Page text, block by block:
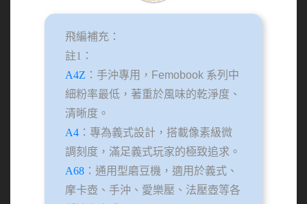
飛編補充：
註1：
A4Z ：手沖專用，Femobook 系列中
細粉率最低，著重於風味的乾淨度、
清晰度。
A4 ：專為義式設計，搭載像素級微
調刻度，滿足義式玩家的極致追求。
A68 ：通用型磨豆機，適用於義式、
摩卡壺、手沖、愛樂壓、法壓壺等各